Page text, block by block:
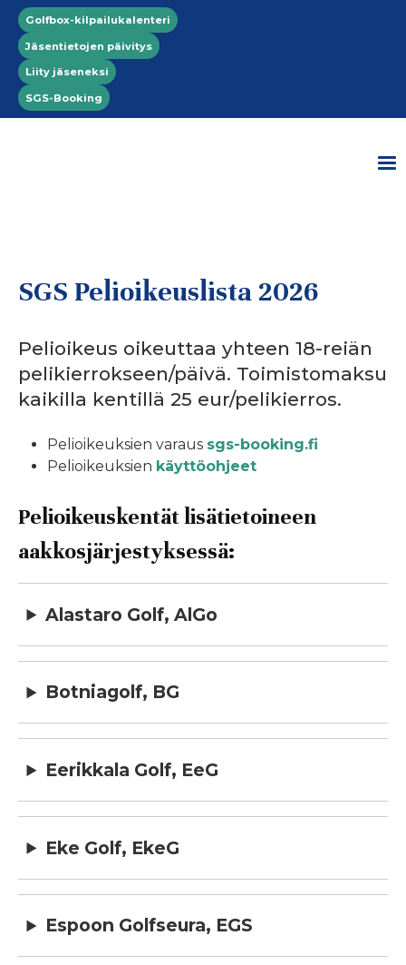
Hyppää pääsisältöön
Top menu
Golfbox-kilpailukalenteri
Jäsentietojen päivitys
Liity jäseneksi
SGS-Booking
SGS Pelioikeuslista 2026
Pelioikeus oikeuttaa yhteen 18-reiän
pelikierrokseen/päivä. Toimistomaksu
kaikilla kentillä 25 eur/pelikierros.
Pelioikeuksien varaus sgs-booking.fi
Pelioikeuksien käyttöohjeet
Pelioikeuskentät lisätietoineen
aakkosjärjestyksessä:
Alastaro Golf, AlGo
Botniagolf, BG
Eerikkala Golf, EeG
Eke Golf, EkeG
Espoon Golfseura, EGS